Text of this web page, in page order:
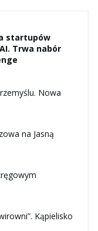
startupów
Trwa nabór
Nowa
na Jasną
Kąpielisko